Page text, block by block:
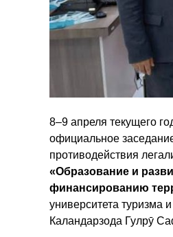
8–9 апреля текущего
официальное
противодействия
«Образование и
финансированию
университета туризма
Каландарзода Гулрӯ